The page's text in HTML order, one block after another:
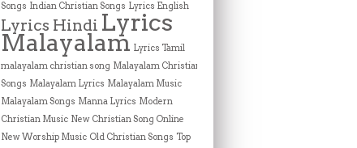
Songs Indian Christian Songs Lyrics English
Lyrics Hindi Lyrics
Malayalam Lyrics Tamil
malayalam christian song Malayalam Christian
Songs Malayalam Lyrics Malayalam Music
Malayalam Songs Manna Lyrics Modern
Christian Music New Christian Song Online
New Worship Music Old Christian Songs Top